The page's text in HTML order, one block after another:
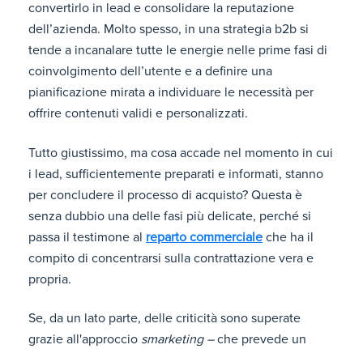
convertirlo in lead e consolidare la reputazione
dell’azienda. Molto spesso, in una strategia b2b si
tende a incanalare tutte le energie nelle prime fasi di
coinvolgimento dell’utente e a definire una
pianificazione mirata a individuare le necessità per
offrire contenuti validi e personalizzati.
Tutto giustissimo, ma cosa accade nel momento in cui
i lead, sufficientemente preparati e informati, stanno
per concludere il processo di acquisto? Questa è
senza dubbio una delle fasi più delicate, perché si
passa il testimone al reparto commerciale che ha il
compito di concentrarsi sulla contrattazione vera e
propria.
Se, da un lato parte, delle criticità sono superate
grazie all'approccio smarketing –che prevede un